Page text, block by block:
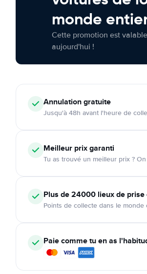
monde
Cette promotion est
aujourd'hui !
Annulationgratuite
Jusqu'à 48h avant l'heure de
Meilleur prix garanti
Tu as trouvé un meilleur prix ?
Plus de 24000 lieux de
Points de collecte dans le monde
Paie comme tu en as